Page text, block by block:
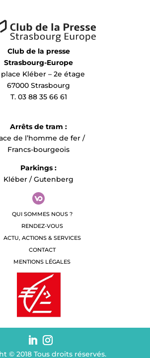
Club de la presse
Strasbourg-Europe
place Kléber – 2e étage
67000 Strasbourg
T. 03 88 35 66 61
Arrêts de tram :
de l’homme de fer /
Francs-bourgeois
Parkings :
Kléber / Gutenberg
QUI SOMMES NOUS ?
RENDEZ-VOUS
ACTU, ACTIONS & SERVICES
CONTACT
MENTIONS LÉGALES
© 2018 Tous droits réservés.